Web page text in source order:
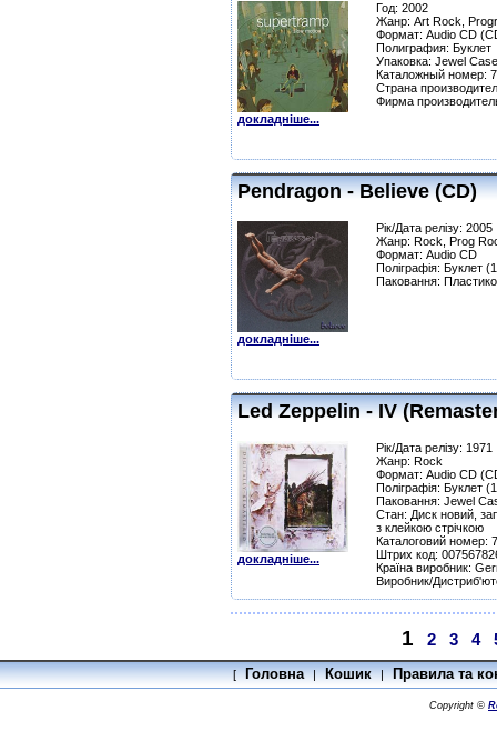
докладніше...
Год: 2002
Жанр: Art Rock,
Формат: Audio CD
Полиграфия: Буклет
Упаковка: Jewel Case
Каталожный номер:
Страна
Фирма
Pendragon - Believe (CD)
докладніше...
Рік/Дата релізу: 2005
Жанр: Rock, Prog
Формат: Audio CD
Поліграфія: Буклет
Паковання:
Led Zeppelin - IV
докладніше...
Рік/Дата релізу: 1971
Жанр: Rock
Формат: Audio CD
Поліграфія: Буклет
Паковання: Jewel
Стан: Диск новий,
з клейкою стрічкою
Каталоговий номер:
Штрих код:
Країна виробник:
Виробник/
1 2 3 4
[ Головна | Кошик | Правила та
Copyright ©